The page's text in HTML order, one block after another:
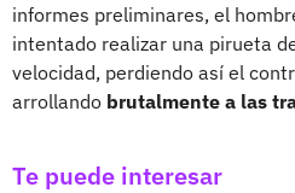
informes preliminares, el
intentado realizar una pirueta
velocidad, perdiendo así el
arrollando brutalmente a las
Te puede interesar